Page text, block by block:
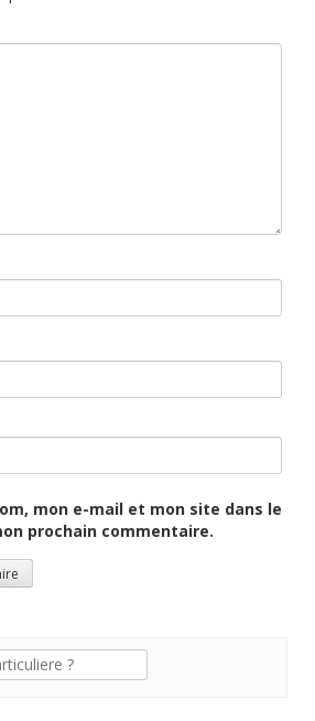
mon e-mail et mon site dans le
prochain commentaire.